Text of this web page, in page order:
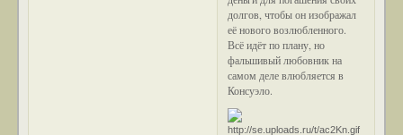
долгов, чтобы он изображал
её нового возлюбленного.
Всё идёт по плану, но
фальшивый любовник на
самом деле влюбляется в
Консуэло.